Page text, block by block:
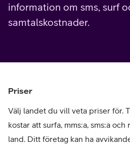
information om sms, surf
samtalskostnader.
Priser
Välj landet du vill veta priser för.
kostar att surfa, mms:a, sms:a
land. Ditt företag kan ha